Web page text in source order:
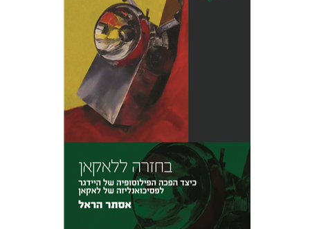
אסתר הראל
הנחת אתר ספר מודפס
$43
$39